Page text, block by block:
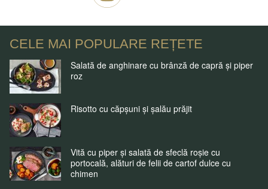
CELE MAI POPULARE REȚETE
Salată de anghinare cu brânză de capră și piper
roz
Risotto cu căpșuni și șalău prăjit
Vită cu piper și salată de sfeclă roșie cu
portocală, alături de felii de cartof dulce cu
chimen